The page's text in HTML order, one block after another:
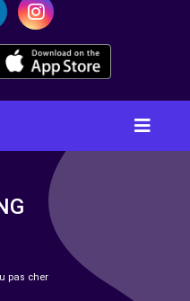
pas cher